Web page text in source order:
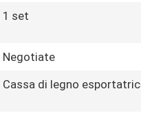
1 set
Negotiate
Cassa di legno